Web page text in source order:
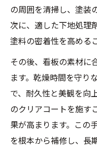
の周囲を清掃し、塗装
次に、適した下地処理
塗料の密着性を高める
その後、看板の素材に
ます。乾燥時間を守り
で、耐久性と美観を向
のクリアコートを施す
果が高まります。この
を根本から補修し、長